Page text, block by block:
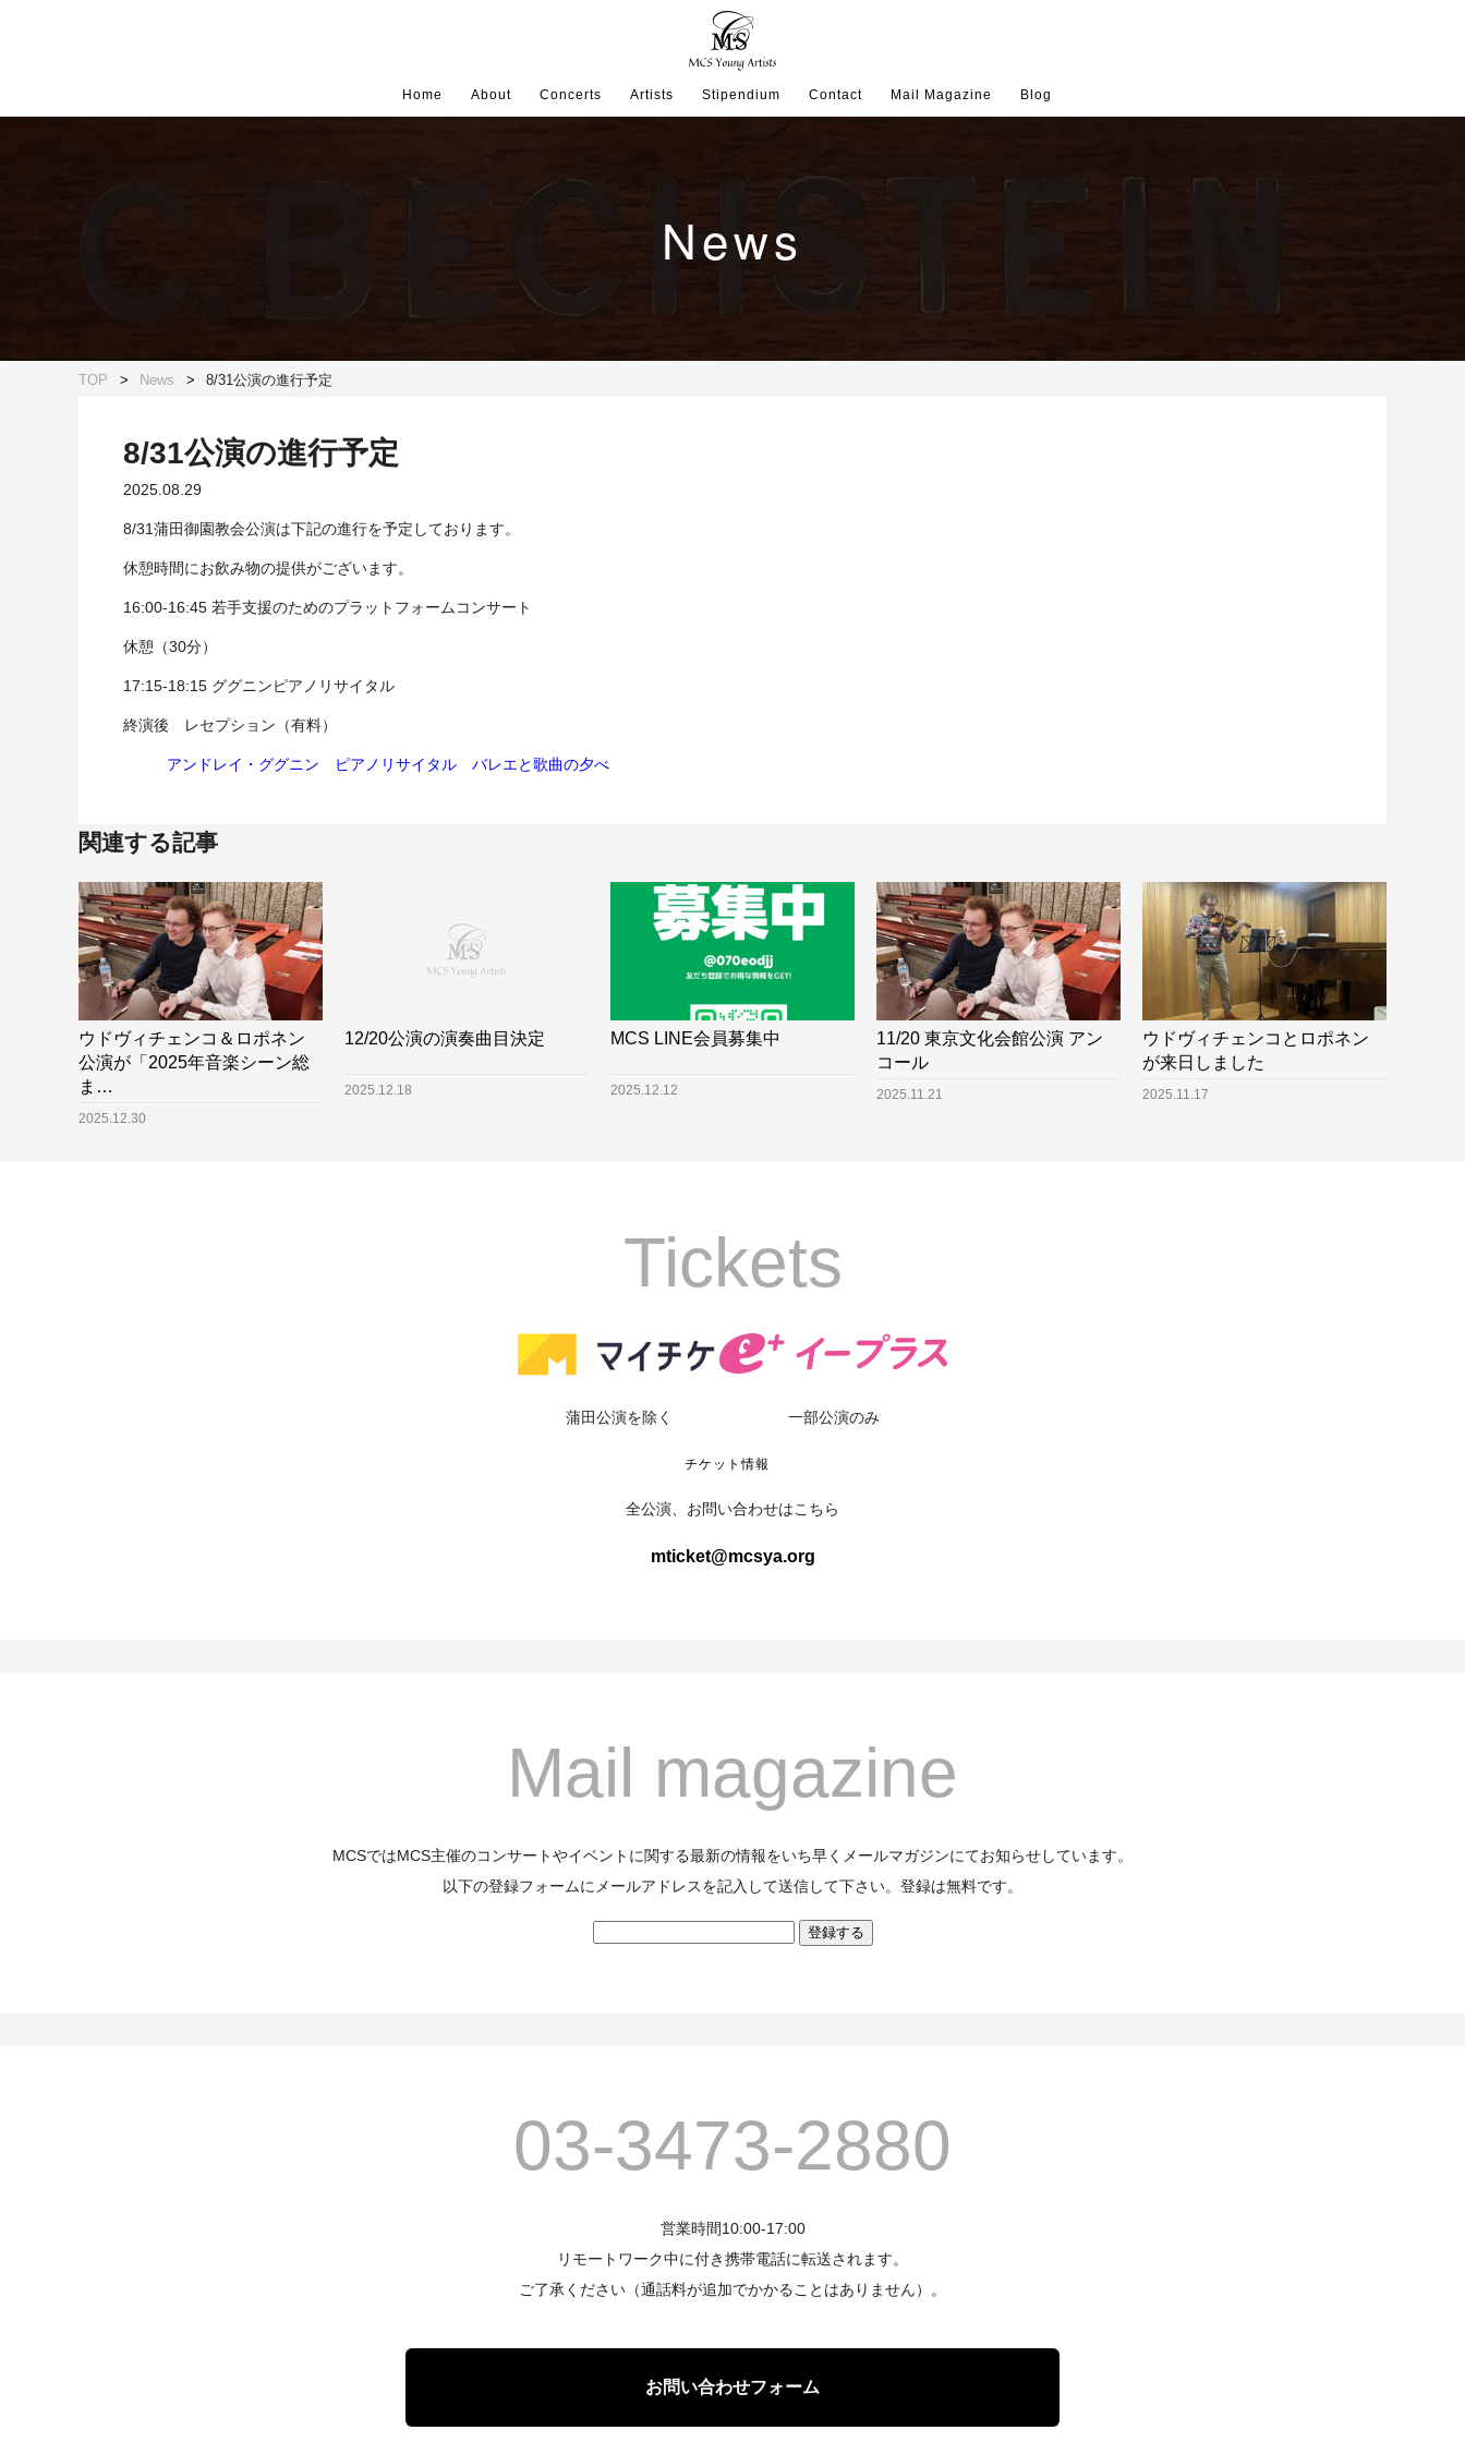
Home About Concerts Artists Stipendium Contact Mail Magazine Blog
News
TOP News 8/31公演の進行予定
8/31公演の進行予定
2025.08.29
8/31蒲田御園教会公演は下記の進行を予定しております。
休憩時間にお飲み物の提供がございます。
16:00-16:45 若手支援のためのプラットフォームコンサート
休憩（30分）
17:15-18:15 ググニンピアノリサイタル
終演後 レセプション（有料）
アンドレイ・ググニン ピアノリサイタル バレエと歌曲の夕べ
関連する記事
ウドヴィチェンコ＆ロポネン
公演が「2025年音楽シーン総
ま…
2025.12.30
12/20公演の演奏曲目決定
2025.12.18
MCS LINE会員募集中
2025.12.12
11/20 東京文化会館公演 アン
コール
2025.11.21
ウドヴィチェンコとロポネン
が来日しました
2025.11.17
Tickets
蒲田公演を除く 一部公演のみ
チケット情報
全公演、お問い合わせはこちら
mticket@mcsya.org
Mail magazine
MCSではMCS主催のコンサートやイベントに関する最新の情報をいち早くメールマガジンにてお知らせしています。
以下の登録フォームにメールアドレスを記入して送信して下さい。登録は無料です。
03-3473-2880
営業時間10:00-17:00
リモートワーク中に付き携帯電話に転送されます。
ご了承ください（通話料が追加でかかることはありません）。
お問い合わせフォーム